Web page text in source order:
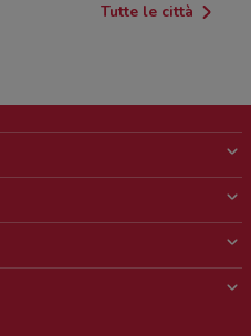
Tutte le città